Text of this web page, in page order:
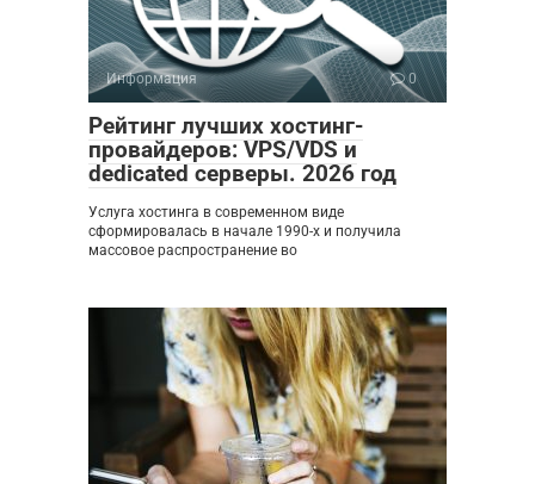
Информация 0
Рейтинг лучших хостинг-
провайдеров: VPS/VDS и
dedicated серверы. 2026 год
Услуга хостинга в современном виде
сформировалась в начале 1990-х и получила
массовое распространение во